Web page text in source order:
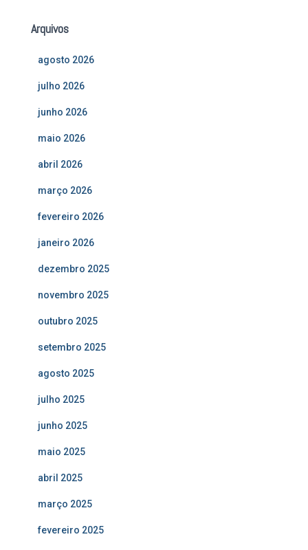
Arquivos
agosto 2026
julho 2026
junho 2026
maio 2026
abril 2026
março 2026
fevereiro 2026
janeiro 2026
dezembro 2025
novembro 2025
outubro 2025
setembro 2025
agosto 2025
julho 2025
junho 2025
maio 2025
abril 2025
março 2025
fevereiro 2025